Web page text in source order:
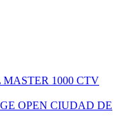
MASTER 1000 CTV
OPEN CIUDAD DE